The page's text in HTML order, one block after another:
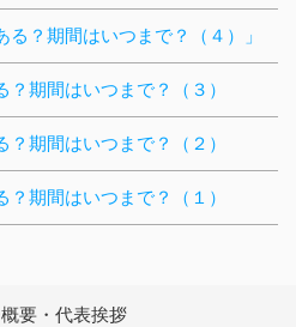
る？期間はいつまで？（４）」
期間はいつまで？（３）
期間はいつまで？（２）
期間はいつまで？（１）
要・代表挨拶